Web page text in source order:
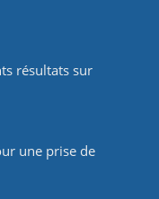
résultats sur
une prise de